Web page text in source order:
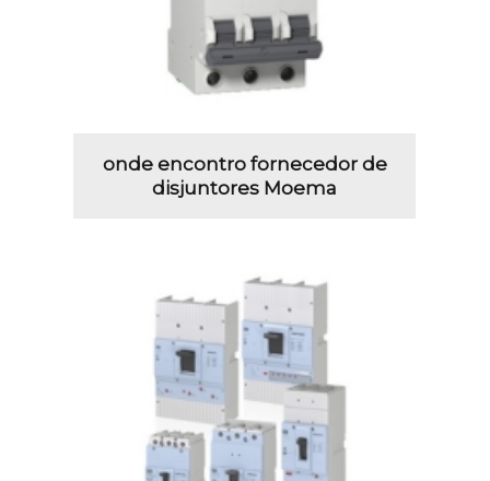
onde encontro fornecedor de
disjuntores Moema